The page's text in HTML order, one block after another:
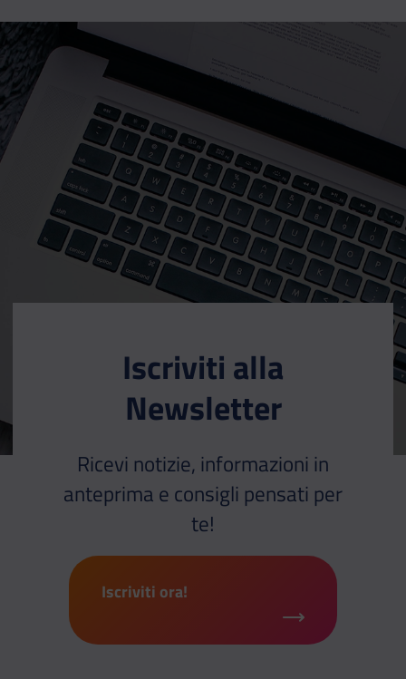
Iscriviti alla
Newsletter
Ricevi notizie, informazioni in
anteprima e consigli pensati per
te!
Iscriviti ora!